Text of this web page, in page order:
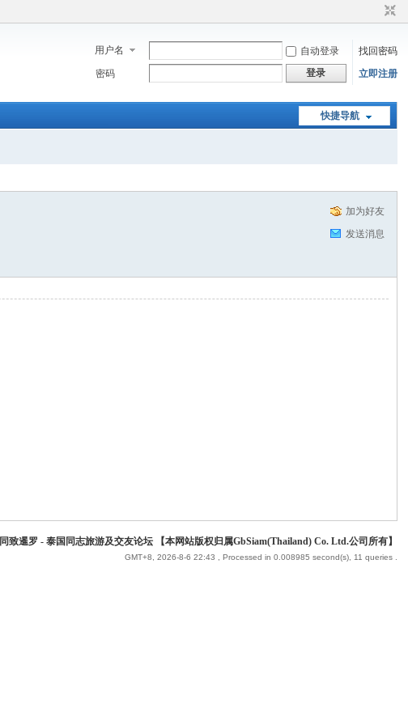
用户名 自动登录
找回密码
密码
登录 立即注册
快捷导航
加为好友
发送消息
同致暹罗 - 泰国同志旅游及交友论坛 【本网站版权归属GbSiam(Thailand) Co. Ltd.公司所有】
GMT+8, 2026-8-6 22:43 , Processed in 0.008985 second(s), 11 queries .